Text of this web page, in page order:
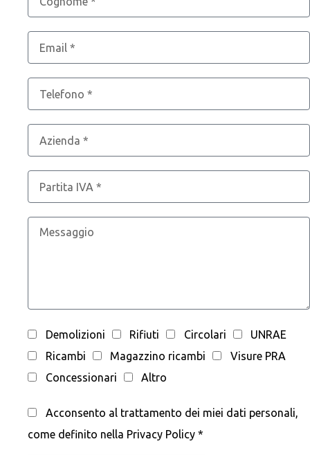
Demolizioni Rifiuti Circolari
UNRAE
Ricambi
Magazzino ricambi
Visure PRA
Concessionari
Altro
Acconsento al trattamento dei miei dati personali,
come definito nella Privacy Policy *